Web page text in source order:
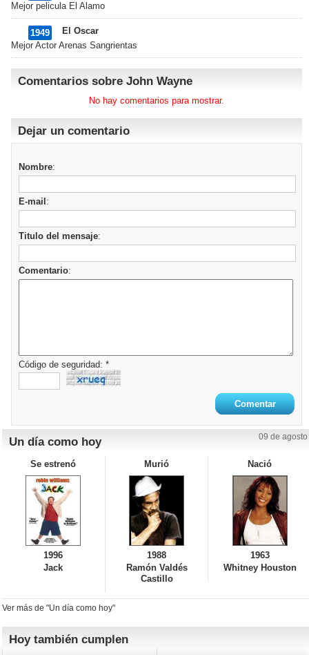
Mejor pelicula El Alamo
1949
El Oscar
Mejor Actor Arenas Sangrientas
Comentarios sobre John Wayne
No hay comentarios para mostrar.
Dejar un comentario
Nombre:
E-mail :
Titulo del mensaje:
Comentario:
Código de seguridad: *
Un día como hoy 09 de agosto
Se estrenó
1996
Jack
Murió
1988
Ramón Valdés
Castillo
Nació
1963
Whitney Houston
Ver más de "Un día como hoy"
Hoy también cumplen